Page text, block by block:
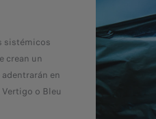
sistémicos
crean un
en
o Bleu